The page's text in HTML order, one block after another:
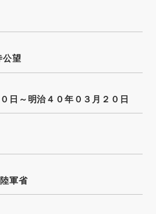
公望
日～明治４０年０３月２０日
軍省